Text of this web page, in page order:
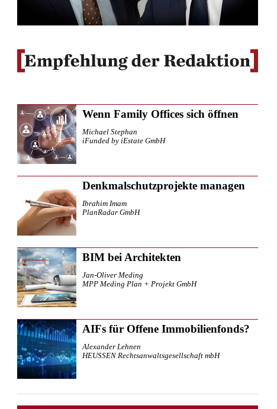
Wenn Family Offices sich öffnen
Michael Stephan
iFunded by iEstate GmbH
Denkmalschutzprojekte managen
Ibrahim Imam
PlanRadar GmbH
BIM bei Architekten
Jan-Oliver Meding
MPP Meding Plan + Projekt GmbH
AIFs für Offene Immobilienfonds?
Alexander Lehnen
HEUSSEN Rechtsanwaltsgesellschaft mbH